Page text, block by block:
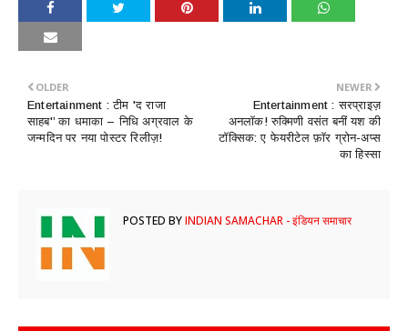
NEWER
Entertainment : ​सरप्राइज़
अनलॉक! रुक्मिणी वसंत बनीं यश की
टॉक्सिक: ए फेयरीटेल फ़ॉर ग्रोन-अप्स
का हिस्सा
OLDER
Entertainment : ​टीम 'द राजा
साहब'’ का धमाका – निधि अग्रवाल के
जन्मदिन पर नया पोस्टर रिलीज़!
POSTED BYINDIAN SAMACHAR - इंडियन समाचार